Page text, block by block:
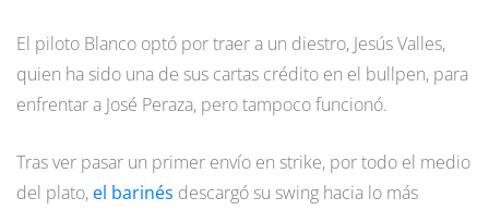
El piloto Blanco optó por traer a un diestro, Jesús Valles,
quien ha sido una de sus cartas crédito en el bullpen, para
enfrentar a José Peraza, pero tampoco funcionó.
Tras ver pasar un primer envío en strike, por todo el medio
del plato, el barinés descargó su swing hacia lo más